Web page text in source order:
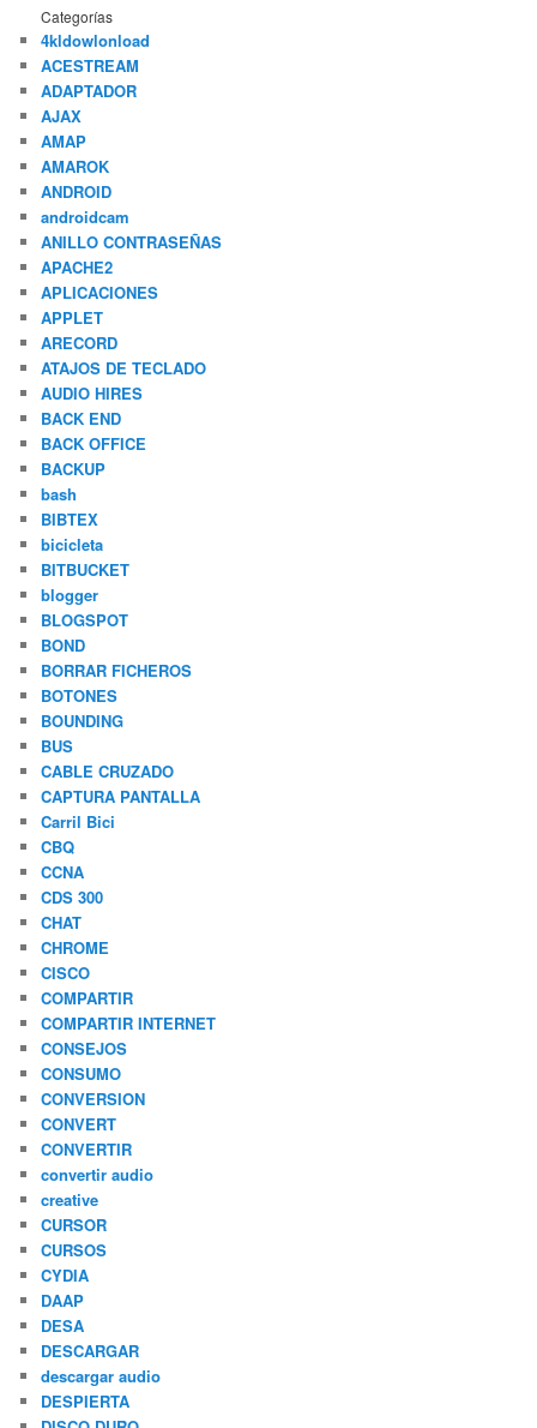
Categorías
4kldowlonload
ACESTREAM
ADAPTADOR
AJAX
AMAP
AMAROK
ANDROID
androidcam
ANILLO CONTRASEÑAS
APACHE2
APLICACIONES
APPLET
ARECORD
ATAJOS DE TECLADO
AUDIO HIRES
BACK END
BACK OFFICE
BACKUP
bash
BIBTEX
bicicleta
BITBUCKET
blogger
BLOGSPOT
BOND
BORRAR FICHEROS
BOTONES
BOUNDING
BUS
CABLE CRUZADO
CAPTURA PANTALLA
Carril Bici
CBQ
CCNA
CDS 300
CHAT
CHROME
CISCO
COMPARTIR
COMPARTIR INTERNET
CONSEJOS
CONSUMO
CONVERSION
CONVERT
CONVERTIR
convertir audio
creative
CURSOR
CURSOS
CYDIA
DAAP
DESA
DESCARGAR
descargar audio
DESPIERTA